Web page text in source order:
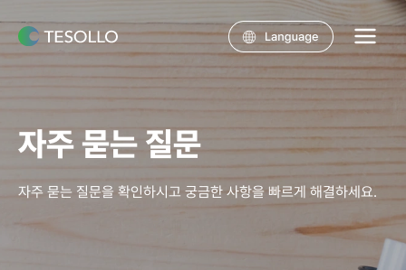
건너뛰기
Main
Menu
자주 묻는 질문
자주 묻는 질문을 확인하시고 궁금한 사항을 빠르게 해결하세요.